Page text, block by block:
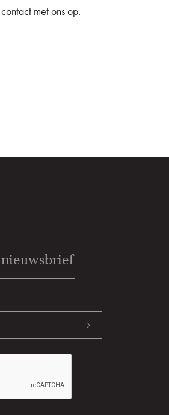
contact met ons op.